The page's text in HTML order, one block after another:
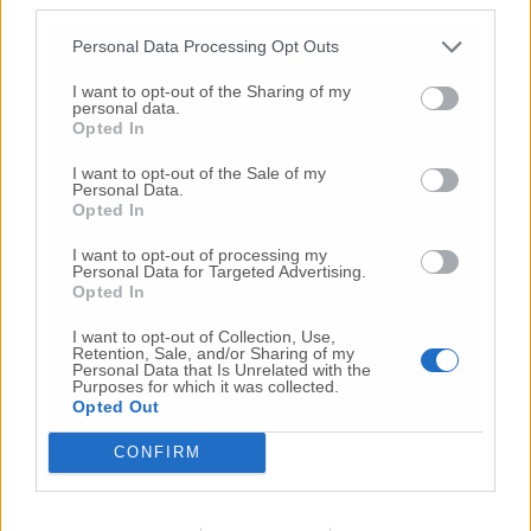
Personal Data Processing Opt Outs
I want to opt-out of the Sharing of my
personal data.
Opted In
I want to opt-out of the Sale of my
Personal Data.
Opted In
I want to opt-out of processing my
Personal Data for Targeted Advertising.
Opted In
I want to opt-out of Collection, Use,
Retention, Sale, and/or Sharing of my
Personal Data that Is Unrelated with the
Purposes for which it was collected.
Opted Out
CONFIRM
© RIPRODUZIONE RISERVATA
Commenti
Nessun commento presente
Commenta